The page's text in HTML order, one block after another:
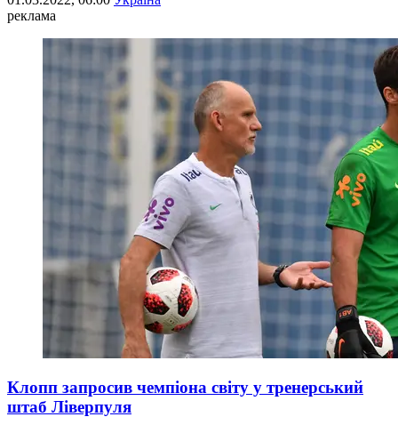
реклама
Клопп запросив чемпіона світу у тренерський
штаб Ліверпуля